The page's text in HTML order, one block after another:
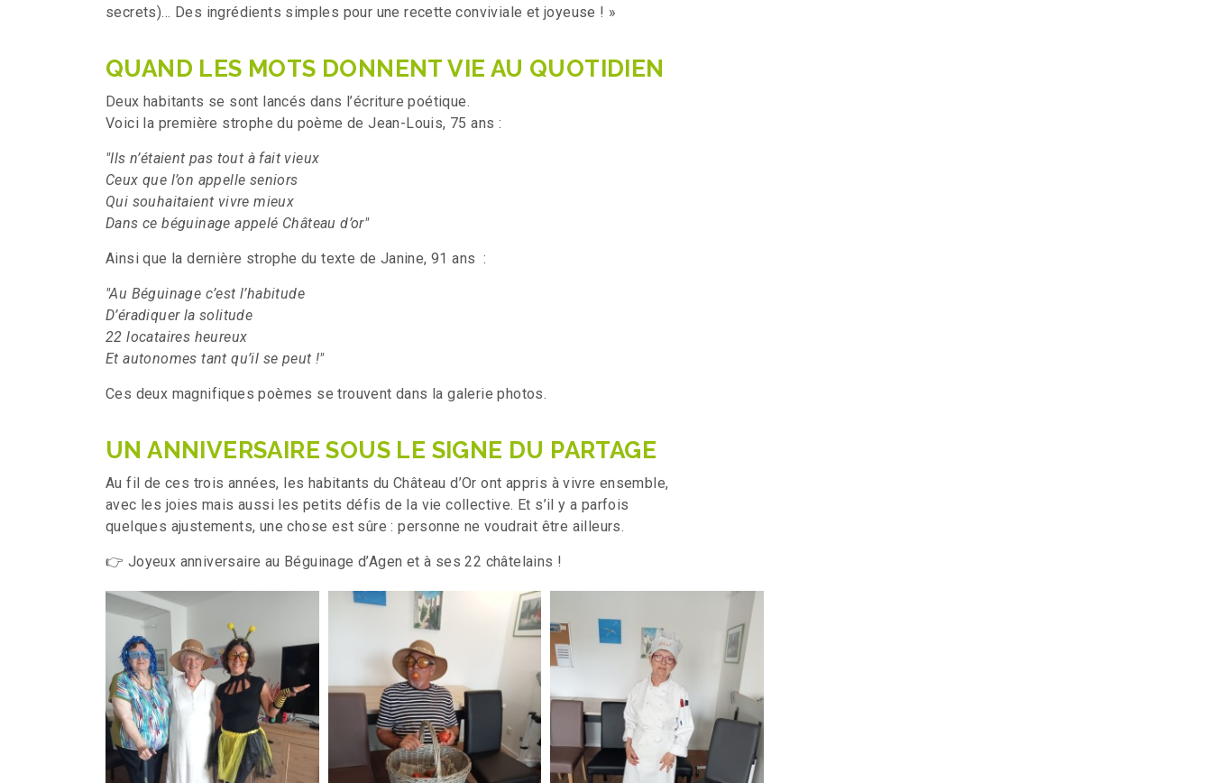
secrets)… Des ingrédients simples pour une recette conviviale et joyeuse ! »
QUAND LES MOTS DONNENT VIE AU QUOTIDIEN
Deux habitants se sont lancés dans l’écriture poétique.
Voici la première strophe du poème de Jean-Louis, 75 ans :
"Ils n’étaient pas tout à fait vieux
Ceux que l’on appelle seniors
Qui souhaitaient vivre mieux
Dans ce béguinage appelé Château d’or"
Ainsi que la dernière strophe du texte de Janine, 91 ans :
"Au Béguinage c’est l’habitude
D’éradiquer la solitude
22 locataires heureux
Et autonomes tant qu’il se peut !"
Ces deux magnifiques poèmes se trouvent dans la galerie photos.
UN ANNIVERSAIRE SOUS LE SIGNE DU PARTAGE
Au fil de ces trois années, les habitants du Château d’Or ont appris à vivre ensemble,
avec les joies mais aussi les petits défis de la vie collective. Et s’il y a parfois
quelques ajustements, une chose est sûre : personne ne voudrait être ailleurs.
👉 Joyeux anniversaire au Béguinage d’Agen et à ses 22 châtelains !